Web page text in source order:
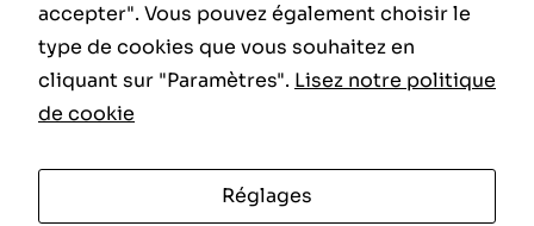
INFORMATIONS LÉGALES
Politique de Confidentialité
accepter". Vous pouvez également choisir le
type de cookies que vous souhaitez en
cliquant sur "Paramètres". Lisez notre politique
de cookie
Réglages